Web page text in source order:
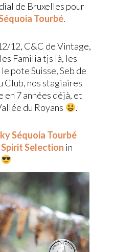
de Bruxelles pour
Tourbé.
12, C&C de Vintage,
Familia tjs là, les
pote Suisse, Seb de
Club, nos stagiaires
7 années déjà, et
du Royans
.
Séquoia Tourbé
Spirit Selection in